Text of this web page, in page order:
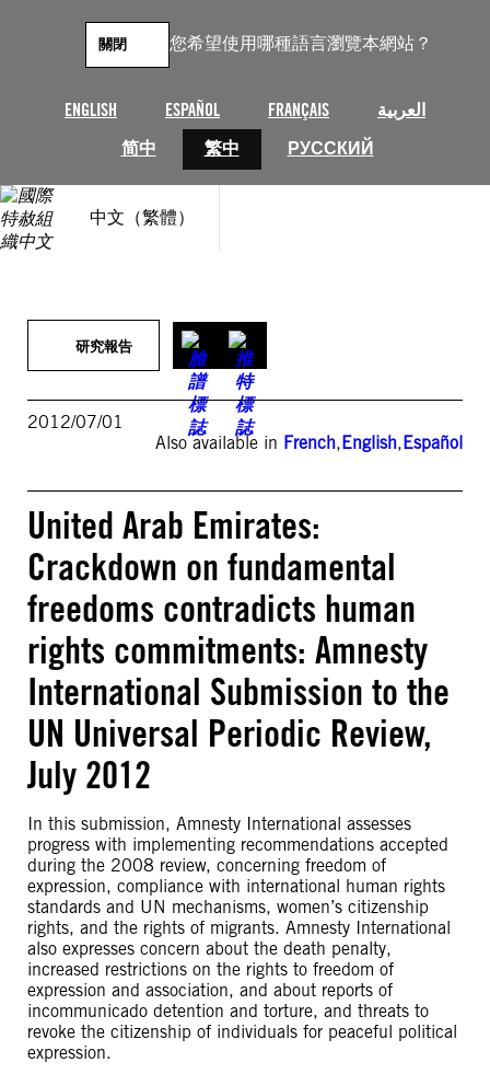
您希望使用哪種語言瀏覽本網站？
ENGLISH ESPAÑOL FRANÇAIS
العربية
简中
繁中 РУССКИЙ
關閉
中文（繁體）
研究報告
2012/07/01
Also available in French,English,Español
United Arab Emirates:
Crackdown on fundamental
freedoms contradicts human
rights commitments: Amnesty
International Submission to the
UN Universal Periodic Review,
July 2012
In this submission, Amnesty International assesses
progress with implementing recommendations accepted
during the 2008 review, concerning freedom of
expression, compliance with international human rights
standards and UN mechanisms, women’s citizenship
rights, and the rights of migrants. Amnesty International
also expresses concern about the death penalty,
increased restrictions on the rights to freedom of
expression and association, and about reports of
incommunicado detention and torture, and threats to
revoke the citizenship of individuals for peaceful political
expression.